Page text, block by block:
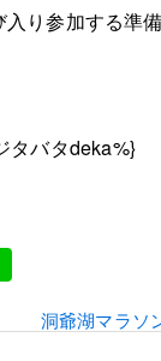
り参加する準
タバタdeka%}
洞爺湖マラソ